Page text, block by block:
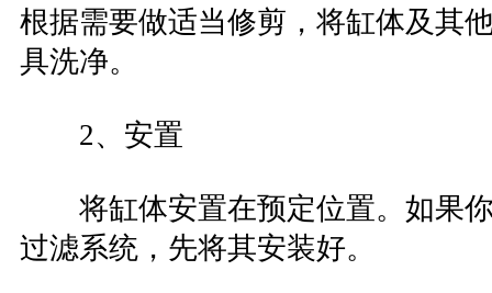
根据需要做适当修剪，将缸体及其
具洗净。
2、安置
将缸体安置在预定位置。如果你
过滤系统，先将其安装好。